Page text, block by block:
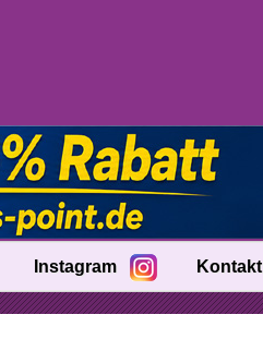
Instagram Kontakt